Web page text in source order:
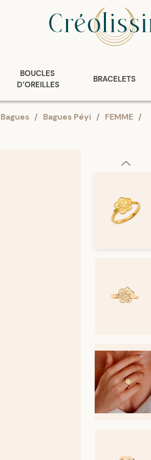
BOUCLES
D’OREILLES
BRACELETS
Bagues / Bagues Péyi / FEMME /